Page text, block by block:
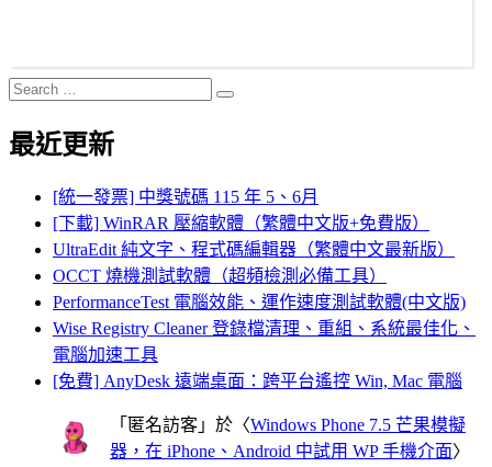
Search
for:
Search
最近更新
[統一發票] 中獎號碼 115 年 5、6月
[下載] WinRAR 壓縮軟體（繁體中文版+免費版）
UltraEdit 純文字、程式碼編輯器（繁體中文最新版）
OCCT 燒機測試軟體（超頻檢測必備工具）
PerformanceTest 電腦效能、運作速度測試軟體(中文版)
Wise Registry Cleaner 登錄檔清理、重組、系統最佳化、
電腦加速工具
[免費] AnyDesk 遠端桌面：跨平台遙控 Win, Mac 電腦
「 匿名訪客 」於〈Windows Phone 7.5 芒果模擬
器，在 iPhone、Android 中試用 WP 手機介面〉